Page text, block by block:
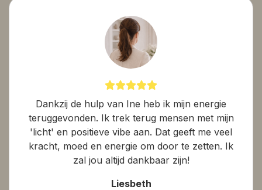
Dankzij de hulp van Ine heb ik mijn energie
teruggevonden. Ik trek terug mensen met mijn
'licht' en positieve vibe aan. Dat geeft me veel
kracht, moed en energie om door te zetten. Ik
zal jou altijd dankbaar zijn!
Liesbeth